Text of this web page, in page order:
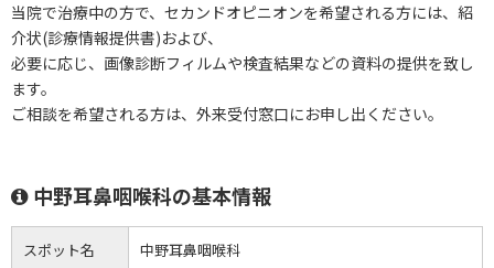
当院で治療中の方で、セカンドオピニオンを希望される方には、紹
介状(診療情報提供書)および、
必要に応じ、画像診断フィルムや検査結果などの資料の提供を致し
ます。
ご相談を希望される方は、外来受付窓口にお申し出ください。
中野耳鼻咽喉科の基本情報
スポット名 中野耳鼻咽喉科